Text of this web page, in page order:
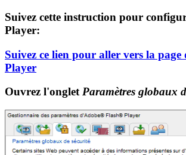
Suivez cette instruction pour
Player:
Suivez ce lien pour aller vers la page
Player
Ouvrez l'ongletParamètres globaux